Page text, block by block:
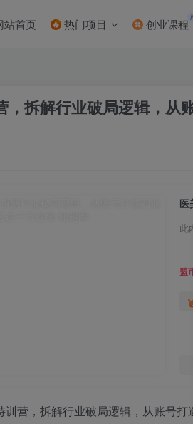
站首页 热门项目 创业课程
，拆解行业破局逻辑，从
此
盟